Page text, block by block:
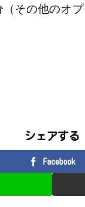
その他のオ
シェアする
Facebook